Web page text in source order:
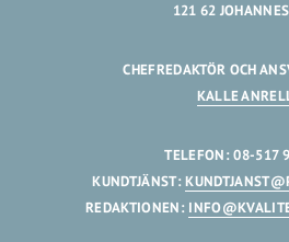
121 62
CHEFREDAKTÖR OCH
KALLE
TELEFON: 08-517
KUNDTJÄNST:
REDAKTIONEN: